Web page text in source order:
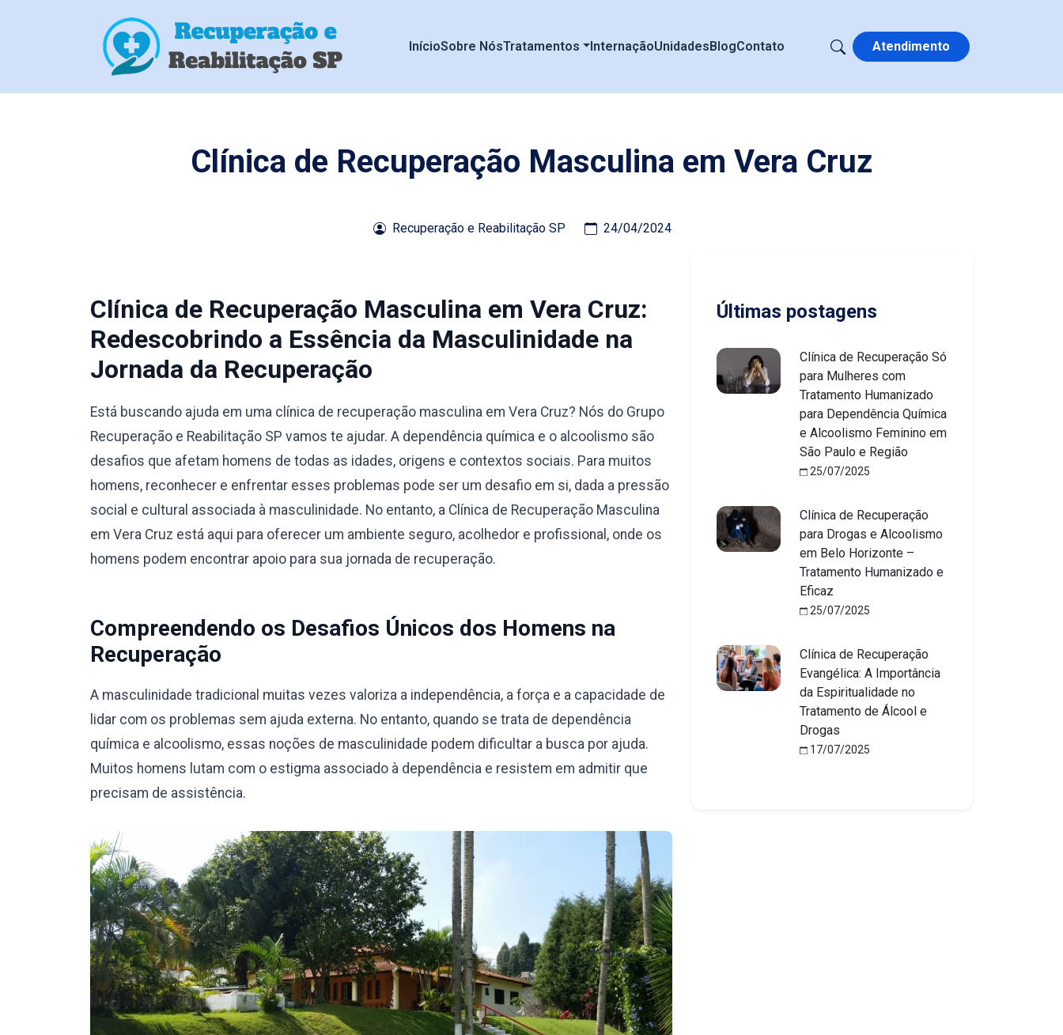
InícioSobre NósTratamentos InternaçãoUnidadesBlogContato Atendimento
Clínica de Recuperação Masculina em Vera Cruz
Recuperação e Reabilitação SP 24/04/2024
Clínica de Recuperação Masculina em Vera Cruz:
Redescobrindo a Essência da Masculinidade na
Jornada da Recuperação
Está buscando ajuda em uma clínica de recuperação masculina em Vera Cruz? Nós do Grupo
Recuperação e Reabilitação SP vamos te ajudar. A dependência química e o alcoolismo são
desafios que afetam homens de todas as idades, origens e contextos sociais. Para muitos
homens, reconhecer e enfrentar esses problemas pode ser um desafio em si, dada a pressão
social e cultural associada à masculinidade. No entanto, a Clínica de Recuperação Masculina
em Vera Cruz está aqui para oferecer um ambiente seguro, acolhedor e profissional, onde os
homens podem encontrar apoio para sua jornada de recuperação.
Compreendendo os Desafios Únicos dos Homens na
Recuperação
A masculinidade tradicional muitas vezes valoriza a independência, a força e a capacidade de
lidar com os problemas sem ajuda externa. No entanto, quando se trata de dependência
química e alcoolismo, essas noções de masculinidade podem dificultar a busca por ajuda.
Muitos homens lutam com o estigma associado à dependência e resistem em admitir que
precisam de assistência.
Últimas postagens
Clínica de Recuperação Só
para Mulheres com
Tratamento Humanizado
para Dependência Química
e Alcoolismo Feminino em
São Paulo e Região
25/07/2025
Clínica de Recuperação
para Drogas e Alcoolismo
em Belo Horizonte –
Tratamento Humanizado e
Eficaz
25/07/2025
Clínica de Recuperação
Evangélica: A Importância
da Espiritualidade no
Tratamento de Álcool e
Drogas
17/07/2025